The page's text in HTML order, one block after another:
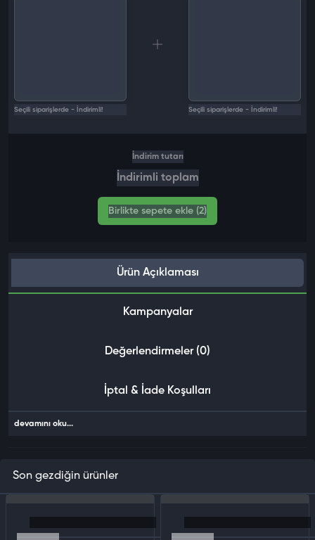
Seçili siparişlerde - İndirimli! Seçili siparişlerde - İndirimli!
İndirim tutarı
İndirimli toplam
Birlikte sepete ekle (2)
Ürün Açıklaması
Kampanyalar
Değerlendirmeler (0)
İptal & İade Koşulları
devamını oku...
Son gezdiğin ürünler